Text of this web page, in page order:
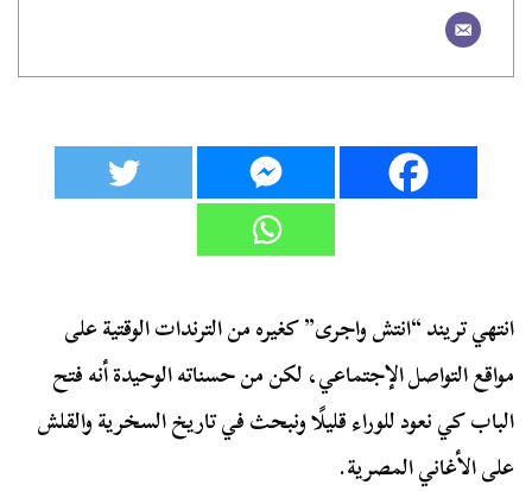
انتهي تريند “انتش واجرى” كغيره من الترندات الوقتية على
مواقع التواصل الإجتماعي، لكن من حسناته الوحيدة أنه فتح
الباب كي نعود للوراء قليلًا ونبحث في تاريخ السخرية والقلش
على الأغاني المصرية.